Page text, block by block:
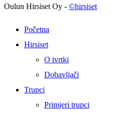
Oulun Hirsiset Oy - ©hirsiset
Početna
Hirsiset
O tvrtki
Dobavljači
Trupci
Primjeri trupci